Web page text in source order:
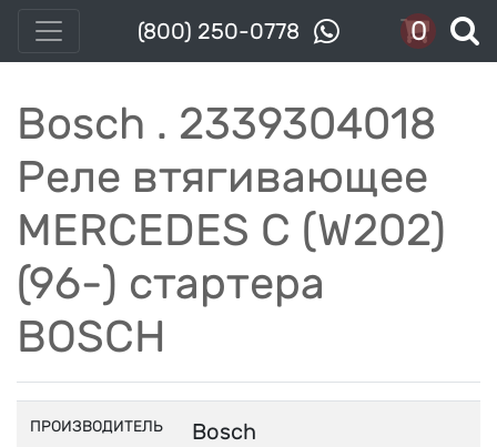
(800) 250-0778 0
Bosch . 2339304018
Реле втягивающее
MERCEDES C (W202)
(96-) стартера
BOSCH
ПРОИЗВОДИТЕЛЬ Bosch